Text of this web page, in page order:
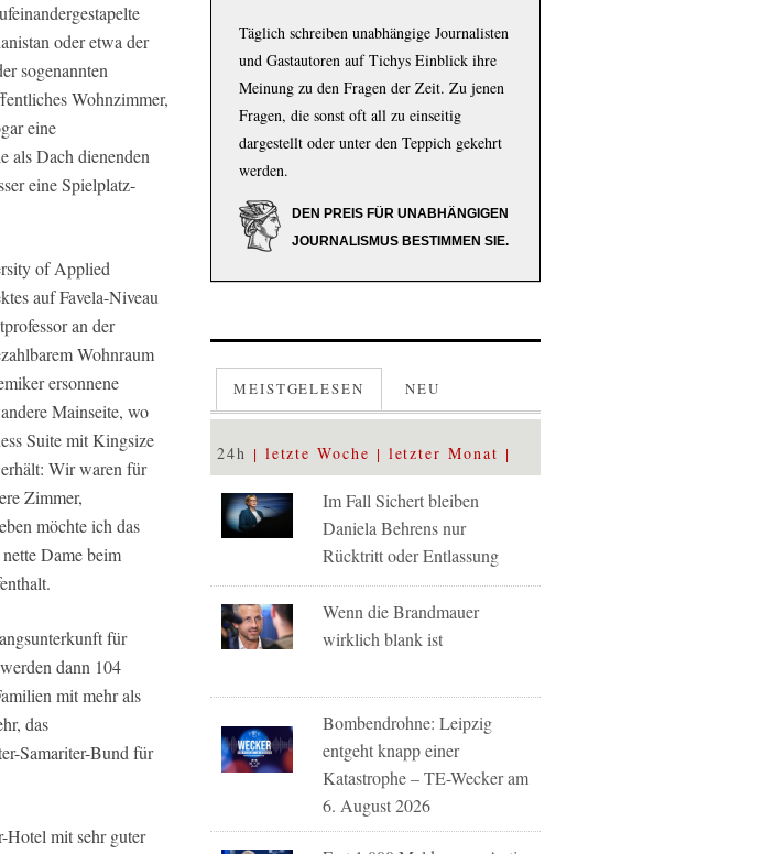
oder etwa der
sogenannten
Wohnzimmer,
eine
als Dach dienenden
eine Spielplatz-
of Applied
auf Favela-Niveau
an der
Wohnraum
ersonnene
Mainseite, wo
Suite mit Kingsize
Wir waren für
Zimmer,
möchte ich das
Dame beim
für
dann 104
mit mehr als
das
Samariter-Bund für
Hotel mit sehr guter
Täglich schreiben unabhängige Journalisten
und Gastautoren auf Tichys Einblick ihre
Meinung zu den Fragen der Zeit. Zu jenen
Fragen, die sonst oft all zu einseitig
dargestellt oder unter den Teppich gekehrt
werden.
DEN PREIS FÜR UNABHÄNGIGEN
JOURNALISMUS BESTIMMEN SIE.
MEISTGELESEN NEU
24h letzte Woche letzter Monat
Im Fall Sichert bleiben
Daniela Behrens nur
Rücktritt oder Entlassung
Wenn die Brandmauer
wirklich blank ist
Bombendrohne: Leipzig
entgeht knapp einer
Katastrophe – TE-Wecker am
6. August 2026